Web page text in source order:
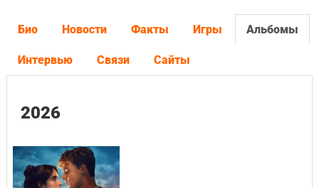
Био Новости Факты Игры Альбомы
Интервью Связи Сайты
2026